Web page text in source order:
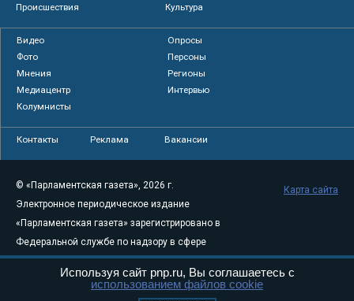
Происшествия
Культура
Видео
Опросы
Фото
Персоны
Мнения
Регионы
Медиацентр
Интервью
Колумнисты
Контакты Реклама Вакансии
© «Парламентская газета», 2026 г.
Электронное периодическое издание
«Парламентская газета» зарегистрировано в
Федеральной службе по надзору в сфере
связи, информационных технологий и
массовых коммуникаций (Роскомнадзор) 05
Карта сайта
Используя сайт pnp.ru, Вы соглашаетесь с
использованием файлов cookie